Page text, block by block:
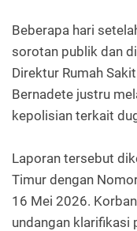
Beberapa hari
sorotan publik dan
Direktur Rumah
Bernadete justru
kepolisian terkait
Laporan tersebut
Timur dengan
16 Mei 2026.
undangan klarifikasi